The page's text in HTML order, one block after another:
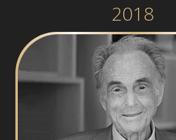
2018